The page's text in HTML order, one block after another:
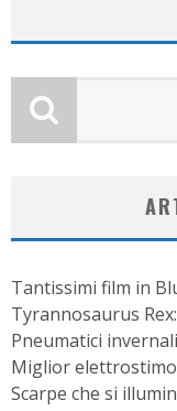
Tantissimi film in
Tyrannosaurus
Pneumatici
Miglior
Scarpe che si